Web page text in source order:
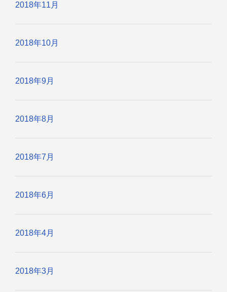
2018年11月
2018年10月
2018年9月
2018年8月
2018年7月
2018年6月
2018年4月
2018年3月